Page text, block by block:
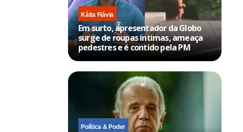
Kátia Flávia
Em surto, apresentador da Globo
surge de roupas íntimas, ameaça
pedestres e é contido pela PM
Política & Poder